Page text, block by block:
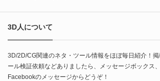
3D人について
3D/2D/CG関連のネタ・ツール情報をほぼ毎日紹介！
ール検証依頼などありましたら、メッセージボックス
Facebookのメッセージからどうぞ！